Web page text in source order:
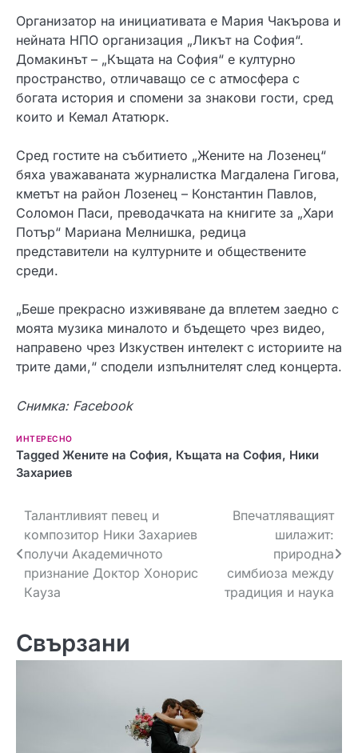
Организатор на инициативата е Мария Чакърова и
нейната НПО организация „Ликът на София“.
Домакинът – „Къщата на София“ е културно
пространство, отличаващо се с атмосфера с
богата история и спомени за знакови гости, сред
които и Кемал Ататюрк.
Сред гостите на събитието „Жените на Лозенец“
бяха уважаваната журналистка Магдалена Гигова,
кметът на район Лозенец – Константин Павлов,
Соломон Паси, преводачката на книгите за „Хари
Потър“ Мариана Мелнишка, редица
представители на културните и обществените
среди.
„Беше прекрасно изживяване да вплетем заедно с
моята музика миналото и бъдещето чрез видео,
направено чрез Изкуствен интелект с историите на
трите дами,“ сподели изпълнителят след концерта.
Снимка: Facebook
ИНТЕРЕСНО
Tagged Жените на София, Къщата на София, Ники
Захариев
Навигация
Талантливият певец и
композитор Ники Захариев
получи Академичното
признание Доктор Хонорис
Кауза
Впечатляващият
шилажит:
природна
симбиоза между
традиция и наука
Свързани